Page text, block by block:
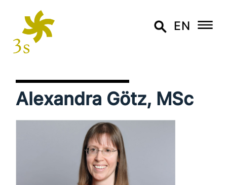
EN
Alexandra Götz, MSc